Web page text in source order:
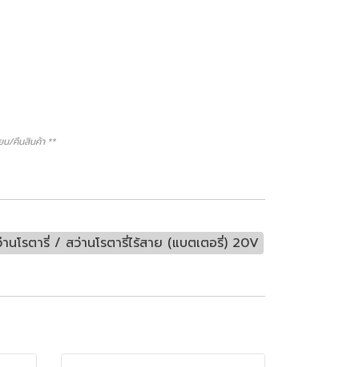
น/คืนสินค้า **
นโรตารี่ / สว่านโรตารี่ไร้สาย (แบตเตอรี่) 20V